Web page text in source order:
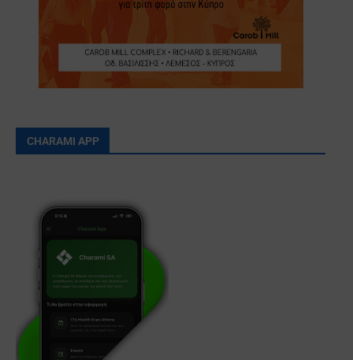
CHARAMI APP